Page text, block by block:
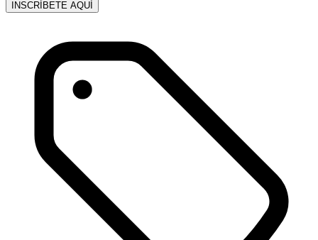
INSCRÍBETE AQUÍ